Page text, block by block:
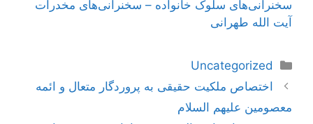
سخنرانی‌های سلوک خانواده – سخنرانی‌های مخدرات
آیت الله طهرانی
دسته‌ها
Uncategorized
ناوبریاختصاص ملكیت حقیقى به پروردگار متعال و ائمه
معصومین علیهم السلام‏